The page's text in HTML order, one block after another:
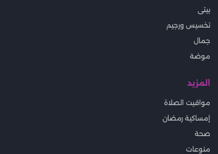
بيتى
تخسيس ورجيم
جمال
موضة
المزيد
مواقيت الصلاة
إمساكية رمضان
صحة
منوعات